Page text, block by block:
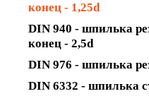
конец - 1,25d
DIN 940 - шпилька
конец - 2,5d
DIN 976 - шпилька
DIN 6332 - шпилька